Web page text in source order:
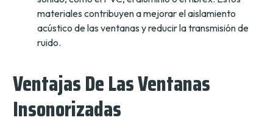
materiales contribuyen a mejorar el aislamiento
acústico de las ventanas y reducir la transmisión de
ruido.
Ventajas De Las Ventanas
Insonorizadas